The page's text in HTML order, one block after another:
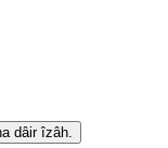
dâir îzâh.